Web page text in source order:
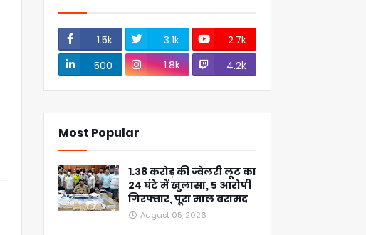
1.5k 3.1k
2.7k
500
1.8k 4.2k
Most Popular
1.38 करोड़ की ज्वेलरी लूट का
24 घंटे में खुलासा, 5 आरोपी
गिरफ्तार, पूरा माल बरामद
August 05, 2026